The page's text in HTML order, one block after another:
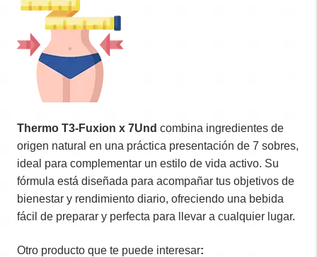
Thermo T3-Fuxion x 7Und combina ingredientes de
origen natural en una práctica presentación de 7 sobres,
ideal para complementar un estilo de vida activo. Su
fórmula está diseñada para acompañar tus objetivos de
bienestar y rendimiento diario, ofreciendo una bebida
fácil de preparar y perfecta para llevar a cualquier lugar.
Otro producto que te puede interesar: